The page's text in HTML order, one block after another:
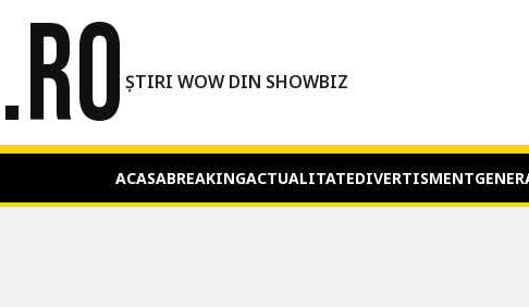
.RO ȘTIRI WOW DIN SHOWBIZ
ACASABREAKINGACTUALITATEDIVERTISMENT